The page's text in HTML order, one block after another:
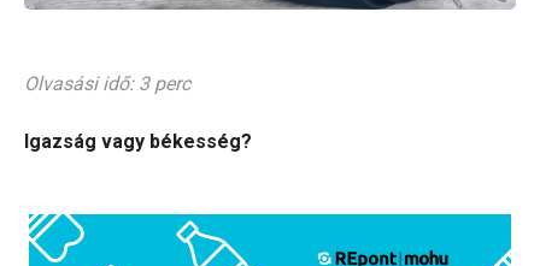
Olvasási idő: 3 perc
Igazság vagy békesség?